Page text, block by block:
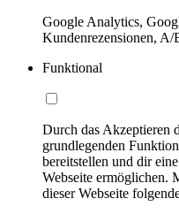
Google Analytics,
Kundenrezensionen, A/
Funktional
Durch das Akzeptieren
grundlegenden
bereitstellen und dir
Webseite ermöglichen.
dieser Webseite